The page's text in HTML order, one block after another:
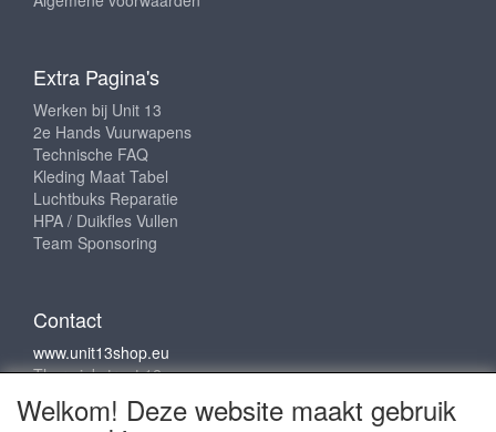
Extra Pagina's
Werken bij Unit 13
2e Hands Vuurwapens
Technische FAQ
Kleding Maat Tabel
Luchtbuks Reparatie
HPA / Duikfles Vullen
Team Sponsoring
Contact
www.unit13shop.eu
Thermiekstraat 12
6361 HB Nuth
info@unit13shop.eu
Welkom! Deze website maakt gebruik